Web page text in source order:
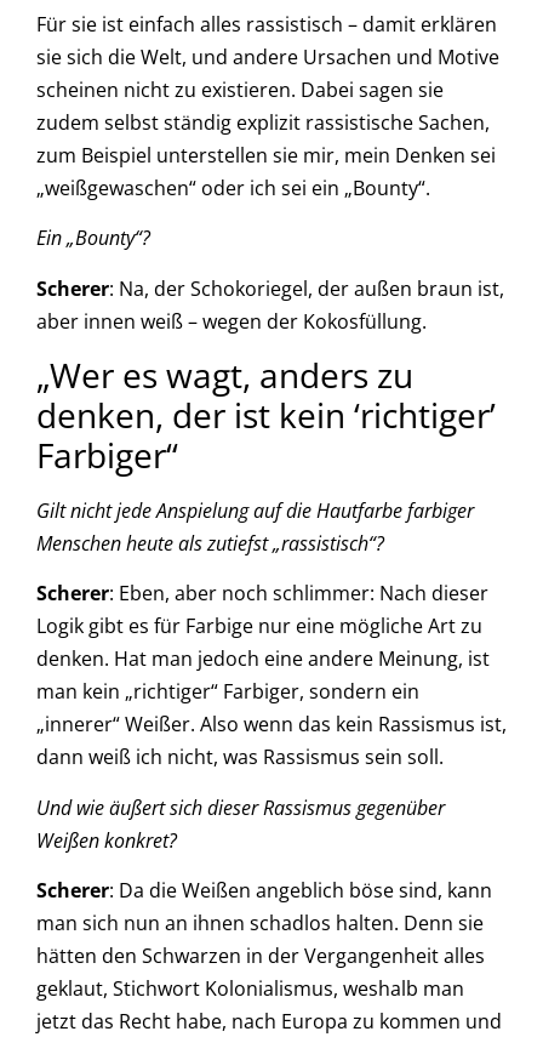
Für sie ist einfach alles rassistisch – damit erklären
sie sich die Welt, und andere Ursachen und Motive
scheinen nicht zu existieren. Dabei sagen sie
zudem selbst ständig explizit rassistische Sachen,
zum Beispiel unterstellen sie mir, mein Denken sei
„weißgewaschen“ oder ich sei ein „Bounty“.
Ein „Bounty“?
Scherer: Na, der Schokoriegel, der außen braun ist,
aber innen weiß – wegen der Kokosfüllung.
„Wer es wagt, anders zu
denken, der ist kein ‘richtiger’
Farbiger“
Gilt nicht jede Anspielung auf die Hautfarbe farbiger
Menschen heute als zutiefst „rassistisch“?
Scherer: Eben, aber noch schlimmer: Nach dieser
Logik gibt es für Farbige nur eine mögliche Art zu
denken. Hat man jedoch eine andere Meinung, ist
man kein „richtiger“ Farbiger, sondern ein
„innerer“ Weißer. Also wenn das kein Rassismus ist,
dann weiß ich nicht, was Rassismus sein soll.
Und wie äußert sich dieser Rassismus gegenüber
Weißen konkret?
Scherer: Da die Weißen angeblich böse sind, kann
man sich nun an ihnen schadlos halten. Denn sie
hätten den Schwarzen in der Vergangenheit alles
geklaut, Stichwort Kolonialismus, weshalb man
jetzt das Recht habe, nach Europa zu kommen und